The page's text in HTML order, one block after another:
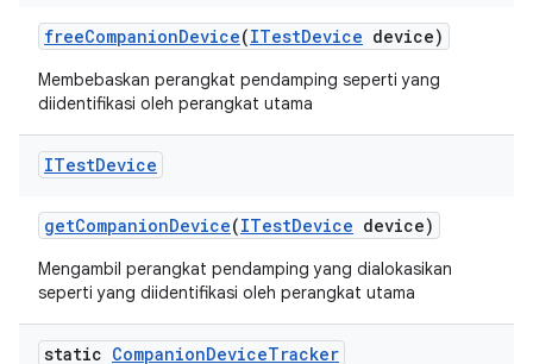
freeCompanionDevice(ITestDevice device)
Membebaskan perangkat pendamping seperti yang
diidentifikasi oleh perangkat utama
ITestDevice
getCompanionDevice(ITestDevice device)
Mengambil perangkat pendamping yang dialokasikan
seperti yang diidentifikasi oleh perangkat utama
static CompanionDeviceTracker